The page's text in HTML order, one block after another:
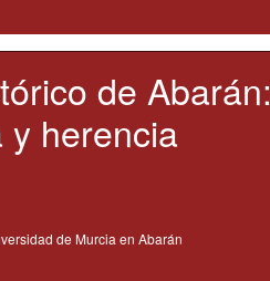
de Abarán:
y herencia
de Murcia en Abarán